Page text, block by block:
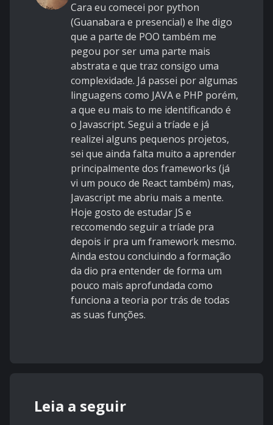
Cara eu comecei por python
(Guanabara e presencial) e lhe digo
que a parte de POO também me
pegou por ser uma parte mais
abstrata e que traz consigo uma
complexidade. Já passei por algumas
linguagens como JAVA e PHP porém,
a que eu mais to me identificando é
o Javascript. Segui a tríade e já
realizei alguns pequenos projetos,
sei que ainda falta muito a aprender
principalmente dos frameworks (já
vi um pouco de React também) mas,
Javascript me abriu mais a mente.
Hoje gosto de estudar JS e
reccomendo seguir a tríade pra
depois ir pra um framework mesmo.
Ainda estou concluindo a formação
da dio pra entender de forma um
pouco mais aprofundada como
funciona a teoria por trás de todas
as suas funções.
Leia a seguir